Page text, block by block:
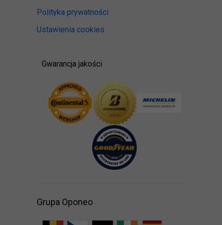
Polityka prywatności
Ustawienia cookies
Gwarancja jakości
Grupa Oponeo